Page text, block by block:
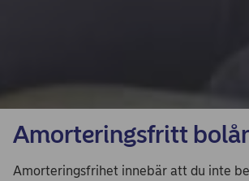
Amorteringsfritt
Amorteringsfrihet innebär att du inte